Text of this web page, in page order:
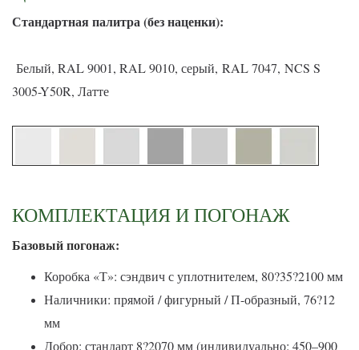
Стандартная палитра (без наценки):
Белый, RAL 9001, RAL 9010, серый, RAL 7047, NCS S
3005-Y50R, Латте
КОМПЛЕКТАЦИЯ И ПОГОНАЖ
Базовый погонаж:
Коробка «Т»: сэндвич с уплотнителем, 80?35?2100 мм
Наличники: прямой / фигурный / П-образный, 76?12
мм
Добор: стандарт 8?2070 мм (индивидуально: 450–900